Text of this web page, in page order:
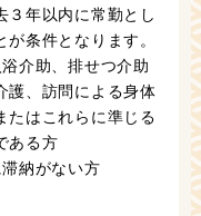
年以内に常勤とし
条件となります。
介助、排せつ介助
護、訪問による身体
たはこれらに準じる
ある方
納がない方